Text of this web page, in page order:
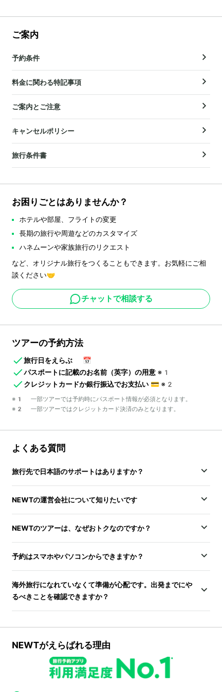
ご案内
予約条件
料金に関わる特記事項
ご案内とご注意
キャンセルポリシー
旅行条件書
お困りごとはありませんか？
ホテルや部屋、フライトの変更
長期の旅行や周遊などのカスタマイズ
ハネムーンや家族旅行のリクエスト
など、オリジナル旅行をつくることもできます。お気軽にご相
談ください🤝
チャットで相談する
ツアーの予約方法
旅行日をえらぶ
📅
パスポートに記載のお名前（英字）の用意 ※1
クレジットカードか銀行振込でお支払い 💳 ※2
※1 一部ツアーでは予約時にパスポート情報が必須となります。
※2 一部ツアーではクレジットカード決済のみとなります。
よくある質問
旅行先で日本語のサポートはありますか？
NEWTの運営会社について知りたいです
NEWTのツアーは、なぜおトクなのですか？
予約はスマホやパソコンからできますか？
海外旅行になれていなくて準備が心配です。出発までにや
るべきことを確認できますか？
NEWTがえらばれる理由